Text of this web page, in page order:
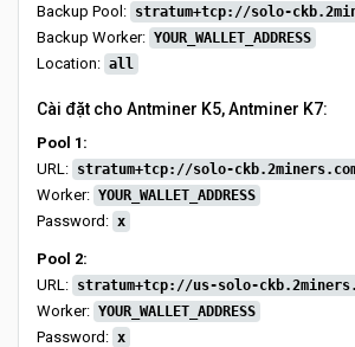
Backup Pool: stratum+tcp://solo-
Backup Worker: YOUR_WALLET_ADDRESS
Location: all
Cài đặt cho Antminer K5, Antminer K7:
Pool 1:
URL: stratum+tcp://solo-
Worker: YOUR_WALLET_ADDRESS
Password: x
Pool 2:
URL: stratum+tcp://us-solo-
Worker: YOUR_WALLET_ADDRESS
Password: x